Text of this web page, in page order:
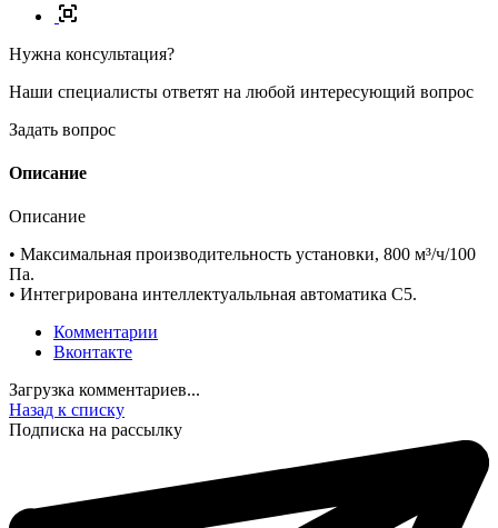
Нужна консультация?
Наши специалисты ответят на любой интересующий вопрос
Задать вопрос
Описание
Описание
• Максимальная производительность установки, 800 м³/ч/100
Па.
• Интегрирована интеллектуальльная автоматика С5.
Комментарии
Вконтакте
Загрузка комментариев...
Назад к списку
Подписка на рассылку